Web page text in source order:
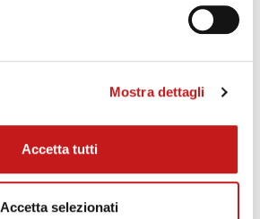
Mostra dettagli
Accetta tutti
Accetta selezionati